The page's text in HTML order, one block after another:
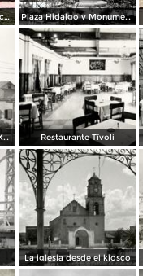
Templo parroquial. ( Circulada el 12 de Agosto de 1944 ). Plaza Hidalgo y Monumento a Benito Juarez.
Estación radiodifusora XED de 10,000 watts Restaurante Tívoli
La iglesia desde el kiosco